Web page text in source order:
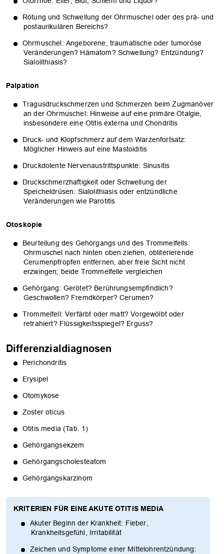
Rötung und Schwellung der Ohrmuschel oder des prä- und
postaurikulären Bereichs?
Ohrmuschel: Angeborene, traumatische oder tumoröse
Veränderungen? Hämatom? Schwellung? Entzündung?
Sialolithiasis?
Palpation
Tragusdruckschmerzen und Schmerzen beim Zugmanöver
an der Ohrmuschel: Hinweise auf eine primäre Otalgie,
insbesondere eine Otitis externa und Chondritis
Druck- und Klopfschmerz auf dem Warzenfortsatz:
Möglicher Hinweis auf eine Mastoiditis
Druckdolente Nervenaustrittspunkte: Sinusitis
Druckschmerzhaftigkeit oder Schwellung der
Speicheldrüsen: Sialolithiasis oder entzündliche
Veränderungen wie Parotitis
Otoskopie
Beurteilung des Gehörgangs und des Trommelfells:
Ohrmuschel nach hinten oben ziehen, obliterierende
Cerumenpfropfen entfernen, aber freie Sicht nicht
erzwingen; beide Trommelfelle vergleichen
Gehörgang: Gerötet? Berührungsempfindlich?
Geschwollen? Fremdkörper? Cerumen?
Trommelfell: Verfärbt oder matt? Vorgewölbt oder
retrahiert? Flüssigkeitsspiegel? Erguss?
Differenzialdiagnosen
Perichondritis
Erysipel
Otomykose
Zoster oticus
Otitis media (Tab. 1)
Gehörgangsekzem
Gehörgangscholesteatom
Gehörgangskarzinom
KRITERIEN FÜR EINE AKUTE OTITIS MEDIA
Akuter Beginn der Krankheit: Fieber,
Krankheitsgefühl, Irritabilität
Zeichen und Symptome einer Mittelohrentzündung: